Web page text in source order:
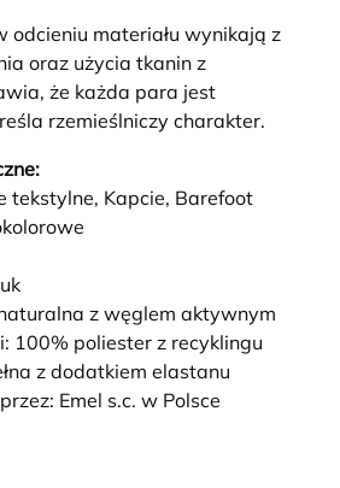
odcieniu materiału wynikają z
oraz użycia tkanin z
że każda para jest
rzemieślniczy charakter.
tekstylne, Kapcie, Barefoot
z węglem aktywnym
100% poliester z recyklingu
z dodatkiem elastanu
Emel s.c. w Polsce